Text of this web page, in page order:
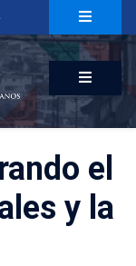
URBANOS
el
y la